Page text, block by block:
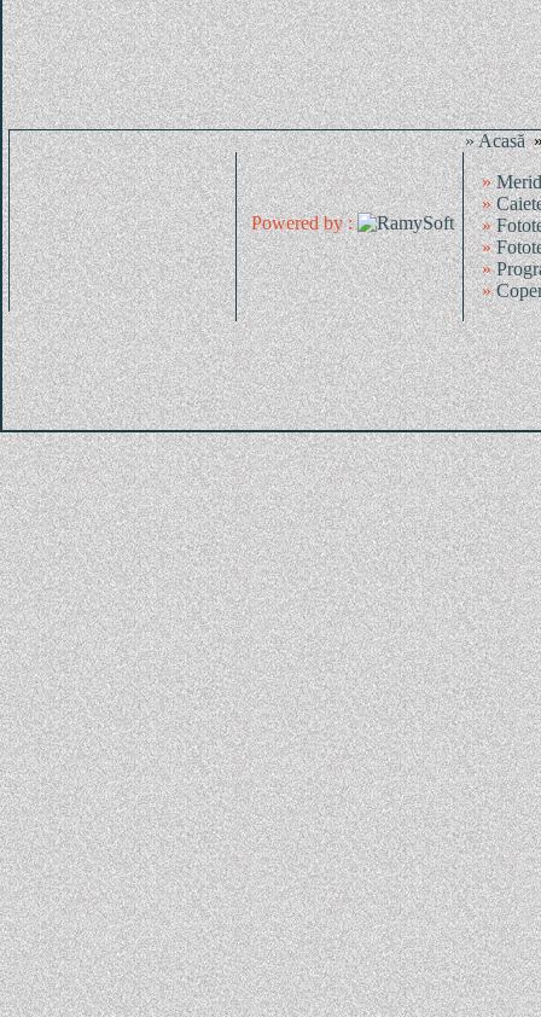
» Acasă
Powered by :
»
»
»
»
»
»